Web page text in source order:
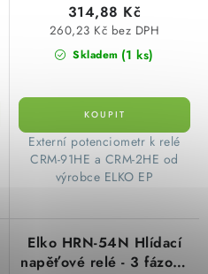
Skladem (1 ks)
260,23 Kč bez DPH
314,88 Kč
Externí potenciometr k relé
CRM-91HE a CRM-2HE od
výrobce ELKO EP
Elko HRN-54N Hlídací
napěťové relé - 3 fázové